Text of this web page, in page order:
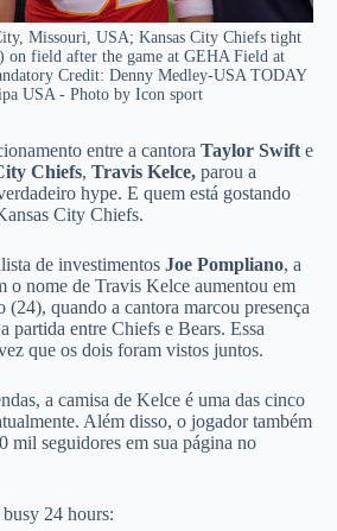
Missouri, USA; Kansas City Chiefs tight
on field after the game at GEHA Field at
Credit: Denny Medley-USA TODAY
USA - Photo by Icon sport
entre a cantora Taylor Swift e
Chiefs, Travis Kelce, parou a
hype. E quem está gostando
City Chiefs.
de investimentos Joe Pompliano, a
o nome de Travis Kelce aumentou em
(24), quando a cantora marcou presença
partida entre Chiefs e Bears. Essa
que os dois foram vistos juntos.
a camisa de Kelce é uma das cinco
Além disso, o jogador também
mil seguidores em sua página no
24 hours: